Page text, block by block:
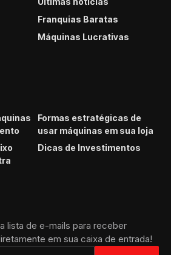
Franquias Baratas
Máquinas Lucrativas
Formas estratégicas de
usar máquinas em sua loja
Dicas de Investimentos
lista de e-mails para receber
em sua caixa de entrada!